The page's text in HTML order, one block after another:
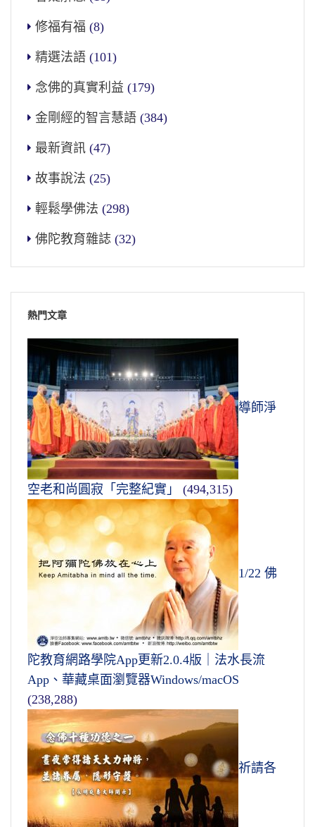
修福有福 (8)
精選法語 (101)
念佛的真實利益 (179)
金剛經的智言慧語 (384)
最新資訊 (47)
故事說法 (25)
輕鬆學佛法 (298)
佛陀教育雜誌 (32)
熱門文章
導師淨
空老和尚圓寂「完整紀實」 (494,315)
1/22 佛
陀教育網路學院App更新2.0.4版｜法水長流
App、華藏桌面瀏覽器Windows/macOS
(238,288)
祈請各